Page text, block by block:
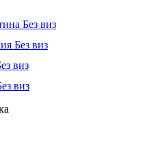
Без виз
Без виз
виз
виз